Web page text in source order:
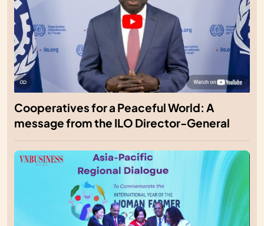
Cooperatives for a Peaceful World: A
message from the ILO Director-General